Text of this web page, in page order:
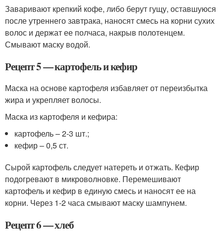
Заваривают крепкий кофе, либо берут гущу, оставшуюся
после утреннего завтрака, наносят смесь на корни сухих
волос и держат ее полчаса, накрыв полотенцем.
Смывают маску водой.
Рецепт 5 — картофель и кефир
Маска на основе картофеля избавляет от переизбытка
жира и укрепляет волосы.
Маска из картофеля и кефира:
картофель – 2-3 шт.;
кефир – 0,5 ст.
Сырой картофель следует натереть и отжать. Кефир
подогревают в микроволновке. Перемешивают
картофель и кефир в единую смесь и наносят ее на
корни. Через 1-2 часа смывают маску шампунем.
Рецепт 6 — хлеб